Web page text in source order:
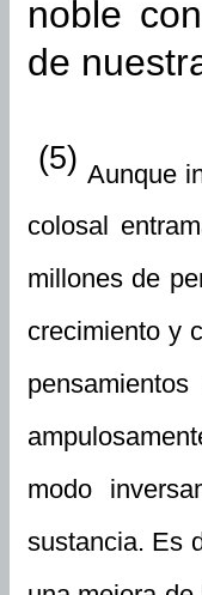
noble
de
(5) Aunque
colosal
millones de
crecimiento y
modo
sustancia. Es